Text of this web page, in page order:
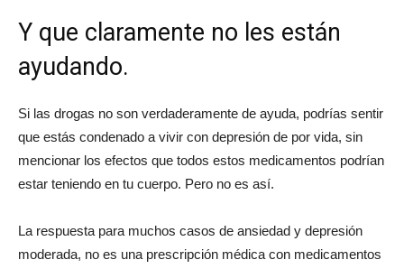
Y que claramente no les están
ayudando.
Si las drogas no son verdaderamente de ayuda, podrías sentir
que estás condenado a vivir con depresión de por vida, sin
mencionar los efectos que todos estos medicamentos podrían
estar teniendo en tu cuerpo. Pero no es así.
La respuesta para muchos casos de ansiedad y depresión
moderada, no es una prescripción médica con medicamentos